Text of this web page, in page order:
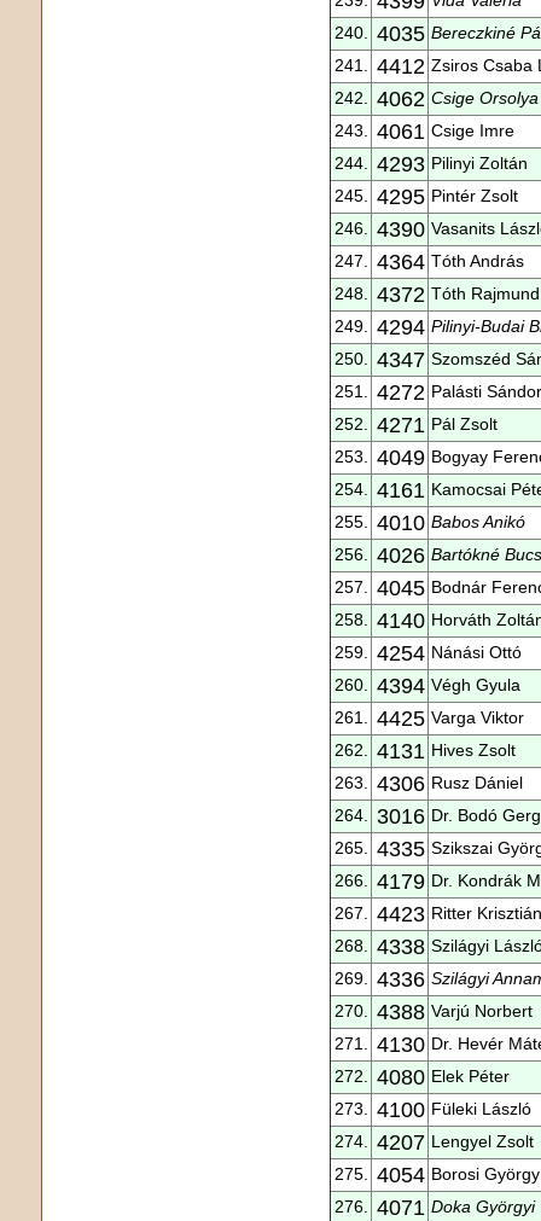
240.
4035 Bereczkiné
241.
4412 Zsiros Csaba
242.
4062 Csige Orsolya
243.
4061 Csige Imre
244.
4293 Pilinyi Zoltán
245.
4295 Pintér Zsolt
246.
4390 Vasanits
247.
4364 Tóth András
248.
4372 Tóth Rajmund
249.
4294 Pilinyi-Budai
250.
4347 Szomszéd
251.
4272 Palásti Sándor
252.
4271 Pál Zsolt
253.
4049 Bogyay
254.
4161 Kamocsai
255.
4010 Babos Anikó
256.
4026 Bartókné
257.
4045 Bodnár
258.
4140 Horváth
259.
4254 Nánási Ottó
260.
4394 Végh Gyula
261.
4425 Varga Viktor
262.
4131 Hives Zsolt
263.
4306 Rusz Dániel
264.
3016 Dr. Bodó
265.
4335 Szikszai
266.
4179 Dr. Kondrák
267.
4423 Ritter Krisztián
268.
4338 Szilágyi
269.
4336 Szilágyi
270.
4388 Varjú Norbert
271.
4130 Dr. Hevér
272.
4080 Elek Péter
273.
4100 Füleki László
274.
4207 Lengyel Zsolt
275.
4054 Borosi György
276.
4071 Doka Györgyi